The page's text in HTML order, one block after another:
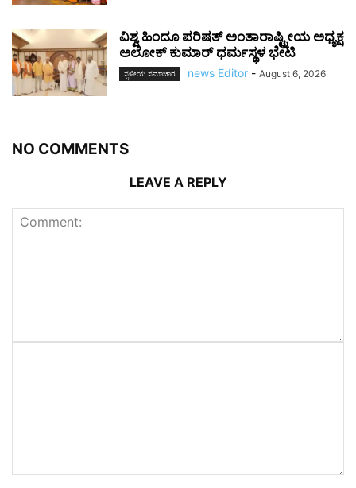
ವಿಶ್ವ ಹಿಂದೂ ಪರಿಷತ್ ಅಂತಾರಾಷ್ಟ್ರೀಯ ಅಧ್ಯಕ್ಷ
ಅಲೋಕ್ ಕುಮಾರ್ ಧರ್ಮಸ್ಥಳ ಭೇಟಿ
ಸ್ಥಳೀಯ ಸಮಾಚಾರ news Editor - August 6, 2026
NO COMMENTS
LEAVE A REPLY